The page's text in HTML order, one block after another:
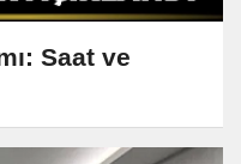
Saat ve